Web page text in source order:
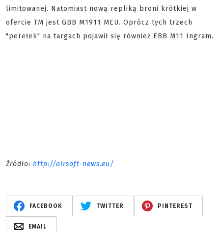
limitowanej. Natomiast nową repliką broni krótkiej w
ofercie TM jest GBB M1911 MEU. Oprócz tych trzech
"perełek" na targach pojawił się również EBB M11 Ingram.
Źródło: http://airsoft-news.eu/
FACEBOOK TWITTER PINTEREST
EMAIL